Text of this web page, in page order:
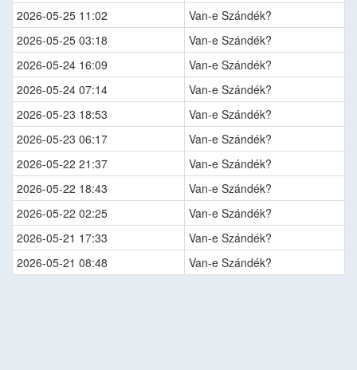
2026-05-25 11:02
Van-e Szándék?
2026-05-25 03:18
Van-e Szándék?
2026-05-24 16:09
Van-e Szándék?
2026-05-24 07:14
Van-e Szándék?
2026-05-23 18:53
Van-e Szándék?
2026-05-23 06:17
Van-e Szándék?
2026-05-22 21:37
Van-e Szándék?
2026-05-22 18:43
Van-e Szándék?
2026-05-22 02:25
Van-e Szándék?
2026-05-21 17:33
Van-e Szándék?
2026-05-21 08:48
Van-e Szándék?